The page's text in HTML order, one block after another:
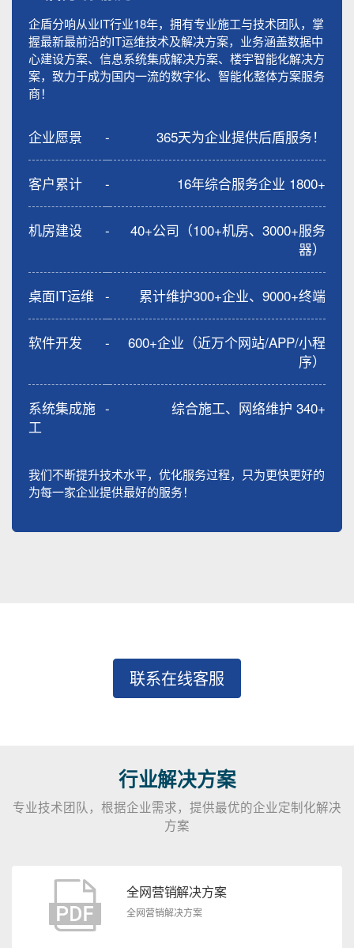
企盾分响从业IT行业18年，拥有专业施工与技术团队，掌
握最新最前沿的IT运维技术及解决方案，业务涵盖数据中
心建设方案、信息系统集成解决方案、楼宇智能化解决方
案，致力于成为国内一流的数字化、智能化整体方案服务
商！
企业愿景 - 365天为企业提供后盾服务！
客户累计 - 16年综合服务企业 1800+
机房建设 -
40+公司（100+机房、3000+服务
器）
桌面IT运维 - 累计维护300+企业、9000+终端
软件开发 -
600+企业（近万个网站/APP/小程
序）
系统集成施
工
- 综合施工、网络维护 340+
我们不断提升技术水平，优化服务过程，只为更快更好的
为每一家企业提供最好的服务！
联系在线客服
行业解决方案
专业技术团队，根据企业需求，提供最优的企业定制化解决
方案
全网营销解决方案
全网营销解决方案